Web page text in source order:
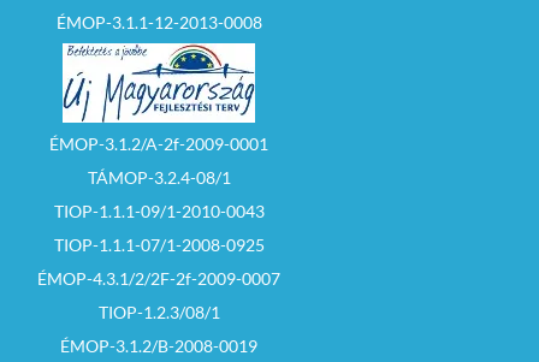
ÉMOP-3.1.1-12-2013-0008
ÉMOP-3.1.2/A-2f-2009-0001
TÁMOP-3.2.4-08/1
TIOP-1.1.1-09/1-2010-0043
TIOP-1.1.1-07/1-2008-0925
ÉMOP-4.3.1/2/2F-2f-2009-0007
TIOP-1.2.3/08/1
ÉMOP-3.1.2/B-2008-0019